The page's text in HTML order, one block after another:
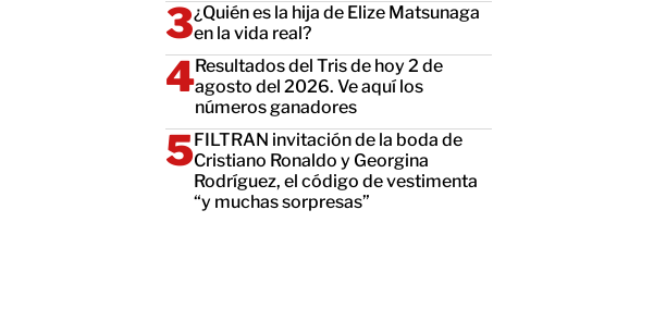
¿Quién es la hija de Elize Matsunaga
en la vida real?
Resultados del Tris de hoy 2 de
agosto del 2026. Ve aquí los
números ganadores
FILTRAN invitación de la boda de
Cristiano Ronaldo y Georgina
Rodríguez, el código de vestimenta
“y muchas sorpresas”